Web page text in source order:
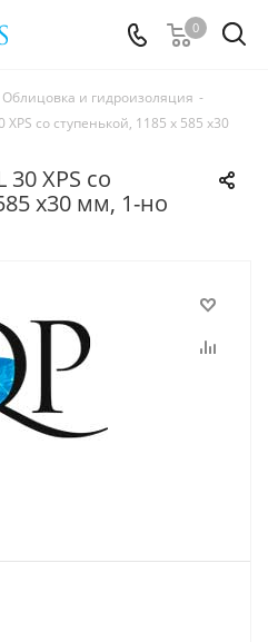
0
Облицовка и гидроизоляция -
со ступенькой, 1185 x 585 x30
XPS со
x30 мм, 1-но